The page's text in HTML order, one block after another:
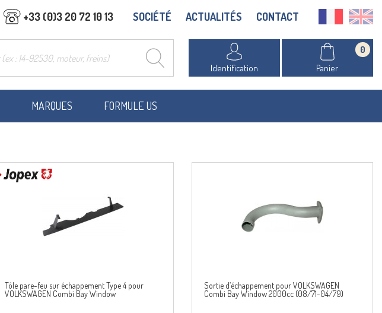
+33 (0)3 20 72 10 13 SOCIÉTÉ ACTUALITÉS CONTACT
Identification Panier
0
MARQUES FORMULE US
Tôle pare-feu sur échappement Type 4 pour
VOLKSWAGEN Combi Bay Window
Sortie d’échappement pour VOLKSWAGEN
Combi Bay Window 2000cc (08/71-04/79)